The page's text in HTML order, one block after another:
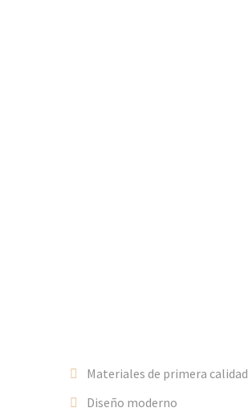
Materiales de primera calidad
Diseño moderno